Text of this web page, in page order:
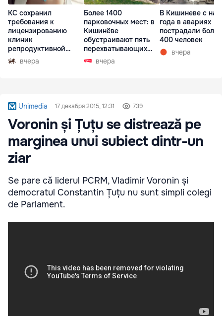
КС сохранил
требования к
лицензированию
клиник
репродуктивной
медицины
вчера
Более 1400
парковочных мест: в
Кишинёве
обустраивают пять
перехватывающих
парковок
вчера
В Кишиневе с
года в авариях
пострадали более
400 человек
вчера
Unimedia 17 декабря 2015, 12:31 739
Voronin și Țuțu se distrează pe
marginea unui subiect dintr-un
ziar
Se pare că liderul PCRM, Vladimir Voronin și
democratul Constantin Țuțu nu sunt simpli colegi
de Parlament.